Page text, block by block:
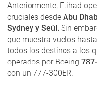
Anteriormente, Etihad
cruciales desde Abu
Sydney y Seúl. Sin
que muestra vuelos
todos los destinos a los
operados por Boeing
con un 777-300ER.